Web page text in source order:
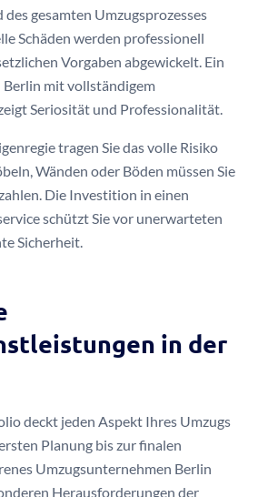
gesamten Umzugsprozesses
Schäden werden professionell
Vorgaben abgewickelt. Ein
mit vollständigem
Seriosität und Professionalität.
tragen Sie das volle Risiko
Wänden oder Böden müssen Sie
Die Investition in einen
schützt Sie vor unerwarteten
Sicherheit.
in der
deckt jeden Aspekt Ihres Umzugs
Planung bis zur finalen
Umzugsunternehmen Berlin
Herausforderungen der